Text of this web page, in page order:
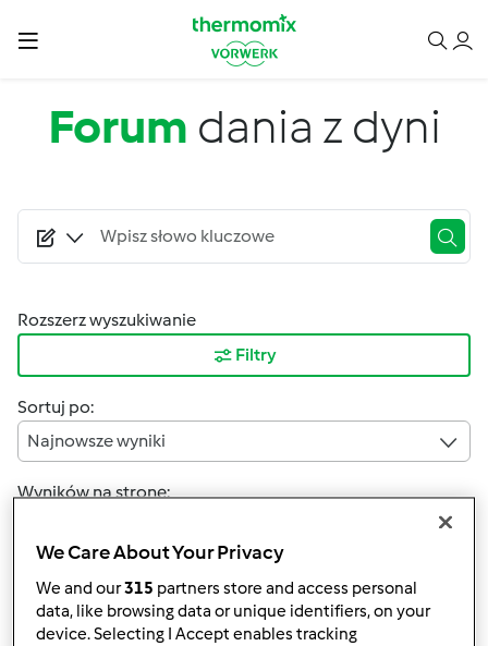
Forum dania z dyni
Rozszerz wyszukiwanie
Filtry
Sortuj po:
Najnowsze wyniki
Wyników na stronę:
3 |
Szybka odpowiedź
We Care About Your Privacy
We and our315 partners store and access personal
data, like browsing data or unique identifiers, on your
device. Selecting I Accept enables tracking